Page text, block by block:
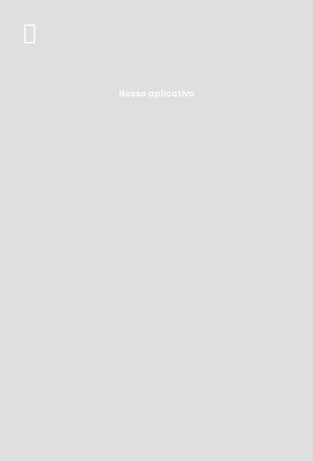
Nosso aplicativo